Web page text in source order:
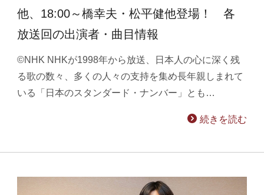
他、18:00～橋幸夫・松平健他登場！ 各
放送回の出演者・曲目情報
©NHK NHKが1998年から放送、日本人の心に深く残
る歌の数々、多くの人々の支持を集め長年親しまれて
いる「日本のスタンダード・ナンバー」とも…
続きを読む